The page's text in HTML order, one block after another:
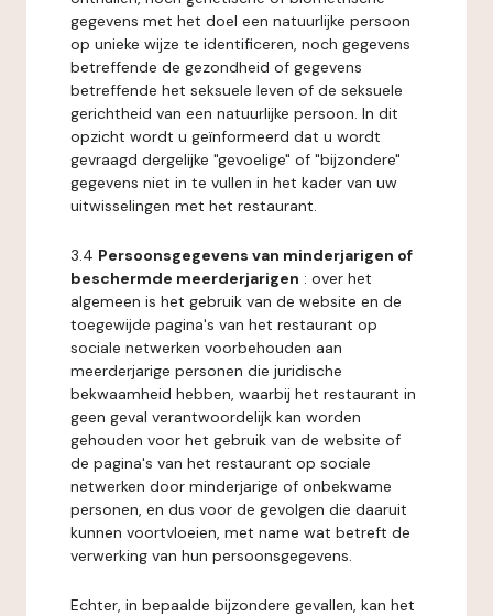
gegevens met het doel een natuurlijke persoon
op unieke wijze te identificeren, noch gegevens
betreffende de gezondheid of gegevens
betreffende het seksuele leven of de seksuele
gerichtheid van een natuurlijke persoon. In dit
opzicht wordt u geïnformeerd dat u wordt
gevraagd dergelijke "gevoelige" of "bijzondere"
gegevens niet in te vullen in het kader van uw
uitwisselingen met het restaurant.
3.4 Persoonsgegevens van minderjarigen of
beschermde meerderjarigen : over het
algemeen is het gebruik van de website en de
toegewijde pagina's van het restaurant op
sociale netwerken voorbehouden aan
meerderjarige personen die juridische
bekwaamheid hebben, waarbij het restaurant in
geen geval verantwoordelijk kan worden
gehouden voor het gebruik van de website of
de pagina's van het restaurant op sociale
netwerken door minderjarige of onbekwame
personen, en dus voor de gevolgen die daaruit
kunnen voortvloeien, met name wat betreft de
verwerking van hun persoonsgegevens.
Echter, in bepaalde bijzondere gevallen, kan het